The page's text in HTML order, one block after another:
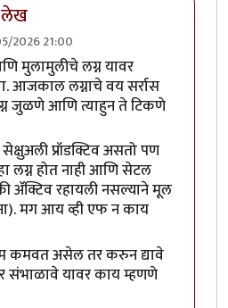
लेख
2026 21:00
मुलामुलीचे लग्न यावर
आजकाल लग्नाचे वय सर्रास
जुळणे आणि त्याहुन ते टिकणे
प्रॉडक्टिव असतो पण
लग्न होत नाही आणि सेटल
ॲक्टिव रहायली नसल्याने मूल
मग आय व्ही एफ न काय
कमवत असेल तर करुन द्यावे
संभाळावे यावर काय म्हणणे